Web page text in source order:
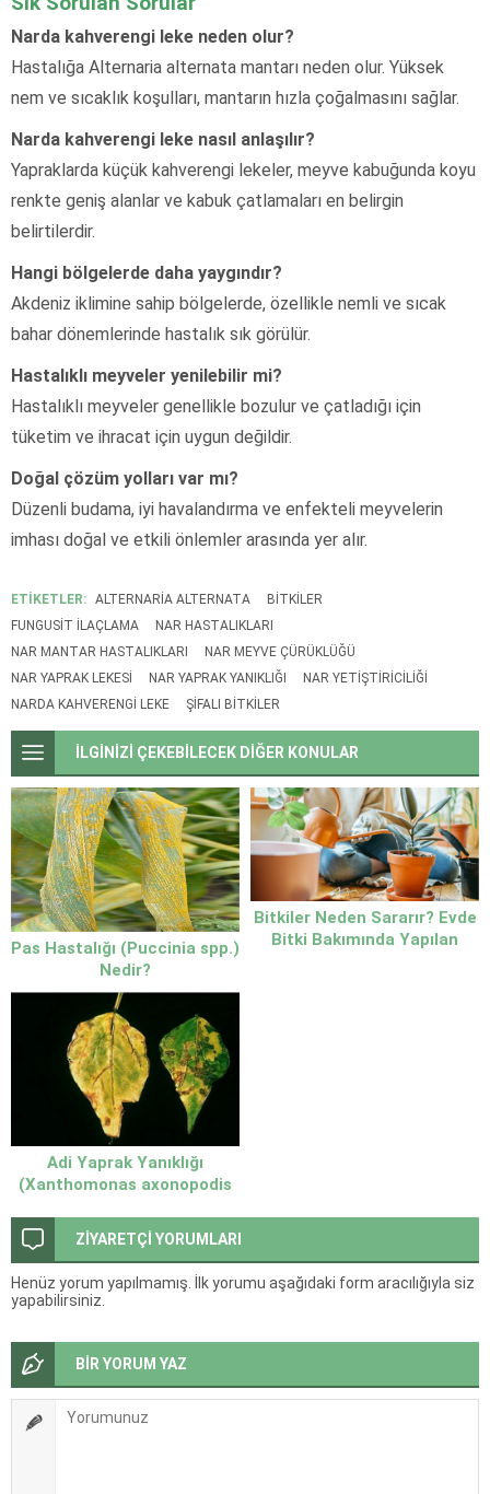
Narda kahverengi leke neden olur?
Hastalığa Alternaria alternata mantarı neden olur. Yüksek
nem ve sıcaklık koşulları, mantarın hızla çoğalmasını sağlar.
Narda kahverengi leke nasıl anlaşılır?
Yapraklarda küçük kahverengi lekeler, meyve kabuğunda koyu
renkte geniş alanlar ve kabuk çatlamaları en belirgin
belirtilerdir.
Hangi bölgelerde daha yaygındır?
Akdeniz iklimine sahip bölgelerde, özellikle nemli ve sıcak
bahar dönemlerinde hastalık sık görülür.
Hastalıklı meyveler yenilebilir mi?
Hastalıklı meyveler genellikle bozulur ve çatladığı için
tüketim ve ihracat için uygun değildir.
Doğal çözüm yolları var mı?
Düzenli budama, iyi havalandırma ve enfekteli meyvelerin
imhası doğal ve etkili önlemler arasında yer alır.
ETİKETLER: ALTERNARIA ALTERNATA
BITKILER
FUNGUSIT ILAÇLAMA
NAR HASTALIKLARI
NAR MANTAR HASTALIKLARI
NAR MEYVE ÇÜRÜKLÜĞÜ
NAR YAPRAK LEKESI
NAR YAPRAK YANIKLIĞI
NAR YETIŞTIRICILIĞI
NARDA KAHVERENGI LEKE
ŞIFALI BITKILER
İLGİNİZİ ÇEKEBİLECEK DİĞER KONULAR
Pas Hastalığı (Puccinia spp.)
Nedir?
Bitkiler Neden Sararır? Evde
Bitki Bakımında Yapılan
Adi Yaprak Yanıklığı
(Xanthomonas axonopodis
Yöntemleri
ZİYARETÇİ YORUMLARI
Henüz yorum yapılmamış. İlk yorumu aşağıdaki form aracılığıyla siz
yapabilirsiniz.
BİR YORUM YAZ